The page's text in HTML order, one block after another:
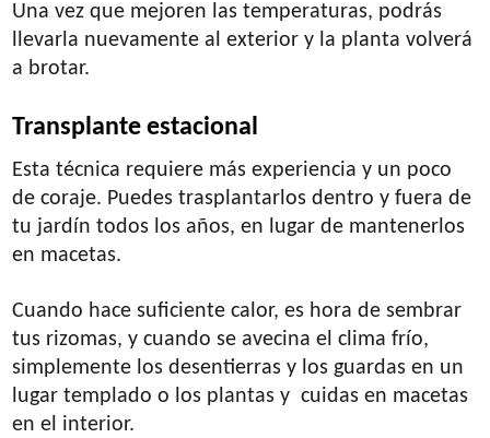
Una vez que mejoren las temperaturas, podrás
llevarla nuevamente al exterior y la planta volverá
a brotar.
Transplante estacional
Esta técnica requiere más experiencia y un poco
de coraje. Puedes trasplantarlos dentro y fuera de
tu jardín todos los años, en lugar de mantenerlos
en macetas.
Cuando hace suficiente calor, es hora de sembrar
tus rizomas, y cuando se avecina el clima frío,
simplemente los desentierras y los guardas en un
lugar templado o los plantas y cuidas en macetas
en el interior.